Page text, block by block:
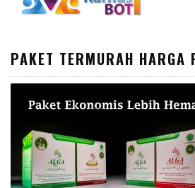
PAKET TERMURAH HARGA